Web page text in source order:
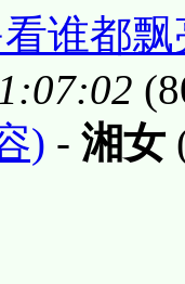
谁都
) - 湘女